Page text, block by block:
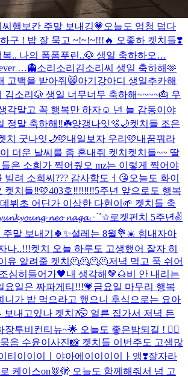
행보칸 주말 보내깅💗 오늘도 엄청 덥다
하구 ! 밥 잘 묵고 ~!~!~!!!🔥 오좋하 켓치들❣️
복.. 나의 폼폼푸린..🐶 생일 축하하오…
…👻소리소리김소리씨 생일 축하해🫶
고백을 받아줘😸아기강아디 생일추카해
김소리🐶 생일 너무너무 축하해~~~~🎂 우
각말고 꼭 행복만 하자☺️ 넌 늘 감동이야
정말 축하해‼️☘️양갱나잇🫧🌙켓치들 조은
치 굿나잇🌙🩷내일보자 우리🩷내꿈꿔라
이 더운 날씨를 좀 혼내줘 켓치 켓치들~~ 딸
은 소희가 찍어줬오 mz는 이렇게 찍어야
빌려 소희씨??? 감사함도ㅓ😘오늘도 화이
켓치들‼️🩷403호‼️‼️‼️‼️5주년 앞으로도 행복
뷔초 어딘가 이상한 다현이🌱 켓치들 축
𝓷𝓮𝓸 𝓷𝓪𝓰𝓪⋰˚✩로켓펀치 5주년✌️
말 보내기🍀✨설레는 8월💐☀️ 힘내자아
나..!!!켓치 오늘 하루도 고생했어 잘자 히
유 알려줄 켓치🫠🫠🫠🫠저녁 먹고 푹 쉬어
조심히들어가🖤내 생각해🤎🌰비 안 내리는
요일은 짜파게티!!!💗금요일 마무리 행복
니가 밥 먹으라고 했으니 후식으로는 요아
보내고있나 켓치?🤭 얼른 집가서 저녁 든
장투비컨티뉴~🌟 오늘도 좋은밤되길 ! ❤️‍🔥
음 수윤이사진📸 켓치들 이번주도 고생많
티이이이ㅣ야아에이이이이ㅏ앵❣️잘자라
케이스on🐰🫣 오늘도 함께해줘서 넘 고